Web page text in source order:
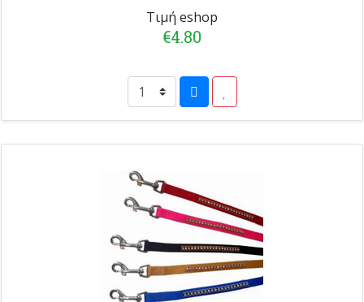
Τιμή eshop
€4.80